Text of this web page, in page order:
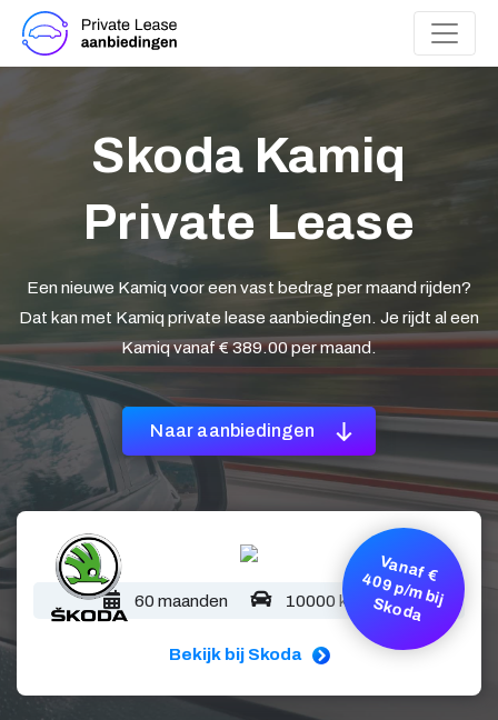
Skoda Kamiq
Private Lease
Een nieuwe Kamiq voor een vast bedrag per maand rijden?
Dat kan met Kamiq private lease aanbiedingen. Je rijdt al een
Kamiq vanaf € 389.00 per maand.
Naar aanbiedingen
V
a
n
a
f €
4
0
9
p
/m
b
ij
S
k
o
d
a
60 maanden 10000 km/jaar
Bekijk bij Skoda